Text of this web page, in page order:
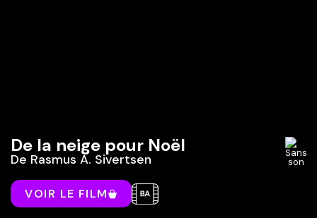
De la neige pour Noël
De Rasmus A. Sivertsen
VOIR LE FILM